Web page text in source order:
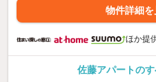
物件詳細を
ほか提
佐藤アパートの